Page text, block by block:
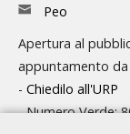
Peo
Apertura al
appuntamento
- Chiedilo all'URP
- Numero Verde: